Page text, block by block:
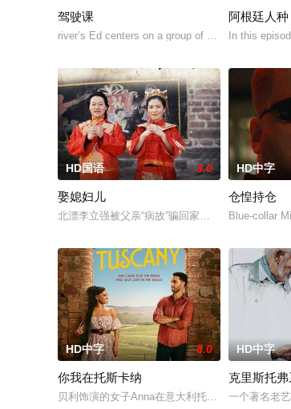
驾驶课
river’s Ed centers on a group of teens who steal
阿根廷人种
In this
HD国语 3.0
娶媳妇儿
北漂李立强被父亲“病故”骗回家逼婚。明星梦在
HD中字
仓惶持仓
Blue-collar
HD中字 8.0
你我在托斯卡纳
贝利饰演的女子Anna在意大利托斯卡纳的奇遇：
HD中字
克里斯托弗
一个著名老